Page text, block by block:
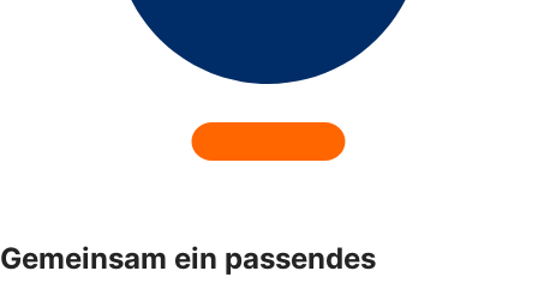
Gemeinsam ein passendes